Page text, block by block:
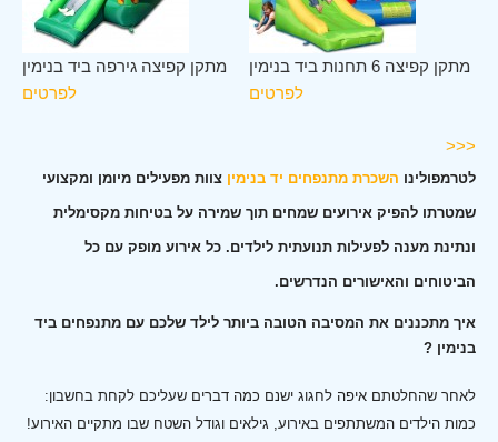
מתקן קפיצה גירפה ביד בנימין
לפרטים
מתקן קפיצה 6 תחנות ביד בנימין
לפרטים
<<<
לטרמפולינו השכרת מתנפחים יד בנימין צוות מפעילים מיומן ומקצועי
שמטרתו להפיק אירועים שמחים תוך שמירה על בטיחות מקסימלית
ונתינת מענה לפעילות תנועתית לילדים. כל אירוע מופק עם כל
הביטוחים והאישורים הנדרשים.
איך מתכננים את המסיבה הטובה ביותר לילד שלכם עם מתנפחים ביד
בנימין ?
לאחר שהחלטתם איפה לחגוג ישנם כמה דברים שעליכם לקחת בחשבון:
כמות הילדים המשתתפים באירוע, גילאים וגודל השטח שבו מתקיים האירוע!